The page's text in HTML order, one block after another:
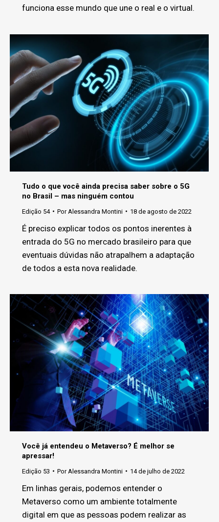
funciona esse mundo que une o real e o virtual.
Tudo o que você ainda precisa saber sobre o 5G
no Brasil – mas ninguém contou
Edição 54 Por Alessandra Montini 18 de agosto de 2022
É preciso explicar todos os pontos inerentes à
entrada do 5G no mercado brasileiro para que
eventuais dúvidas não atrapalhem a adaptação
de todos a esta nova realidade.
Você já entendeu o Metaverso? É melhor se
apressar!
Edição 53 Por Alessandra Montini 14 de julho de 2022
Em linhas gerais, podemos entender o
Metaverso como um ambiente totalmente
digital em que as pessoas podem realizar as